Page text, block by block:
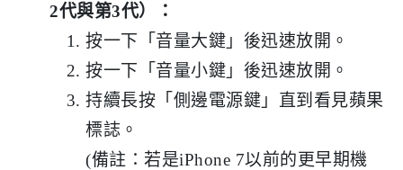
2代與第3代）：
按一下「音量大鍵」後迅速放開。
按一下「音量小鍵」後迅速放開。
持續長按「側邊電源鍵」直到看見蘋果
標誌。
(備註：若是iPhone 7以前的更早期機